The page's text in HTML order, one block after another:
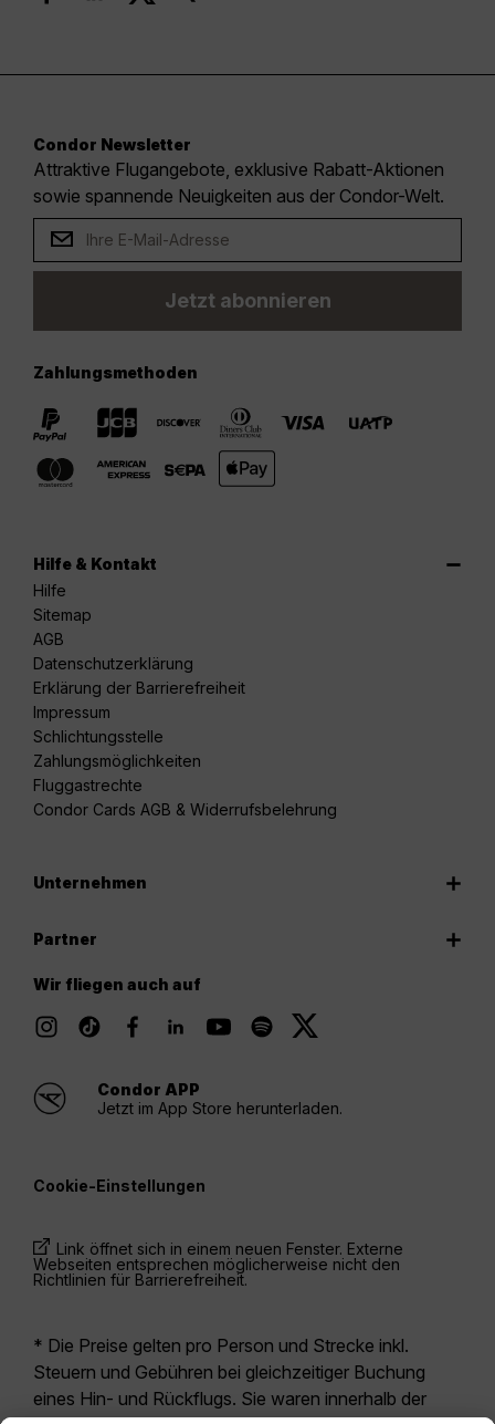
Condor Newsletter
Attraktive Flugangebote, exklusive Rabatt-Aktionen
sowie spannende Neuigkeiten aus der Condor-Welt.
Jetzt abonnieren
Zahlungsmethoden
Hilfe & Kontakt
Hilfe
Sitemap
AGB
Datenschutzerklärung
Erklärung der Barrierefreiheit
Impressum
Schlichtungsstelle
Zahlungsmöglichkeiten
Fluggastrechte
Condor Cards AGB & Widerrufsbelehrung
Unternehmen
Partner
Wir fliegen auch auf
Condor APP
Jetzt im App Store herunterladen.
Cookie-Einstellungen
Link öffnet sich in einem neuen Fenster. Externe
Webseiten entsprechen möglicherweise nicht den
Richtlinien für Barrierefreiheit.
* Die Preise gelten pro Person und Strecke inkl.
Steuern und Gebühren bei gleichzeitiger Buchung
eines Hin- und Rückflugs. Sie waren innerhalb der